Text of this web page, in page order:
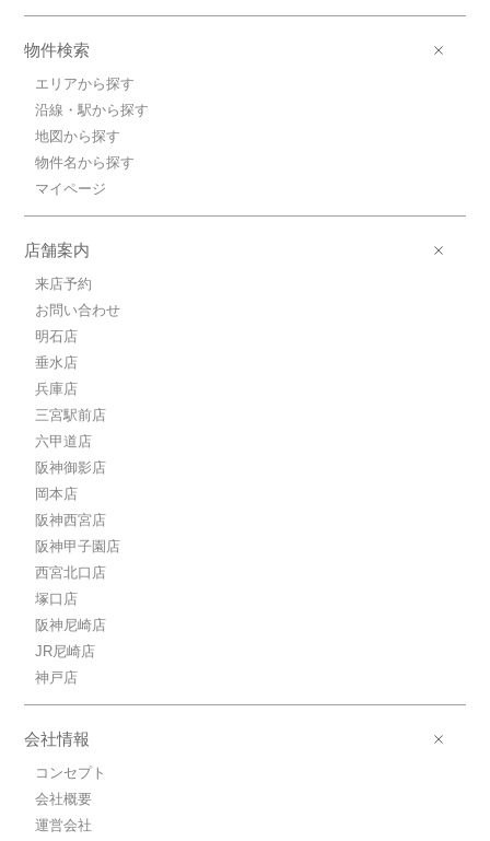
物件検索
エリアから探す
沿線・駅から探す
地図から探す
物件名から探す
マイページ
店舗案内
来店予約
お問い合わせ
明石店
垂水店
兵庫店
三宮駅前店
六甲道店
阪神御影店
岡本店
阪神西宮店
阪神甲子園店
西宮北口店
塚口店
阪神尼崎店
JR尼崎店
神戸店
会社情報
コンセプト
会社概要
運営会社